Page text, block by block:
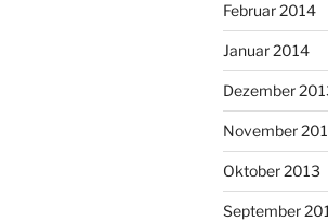
Februar 2014
Januar 2014
Dezember
November
Oktober 2013
September